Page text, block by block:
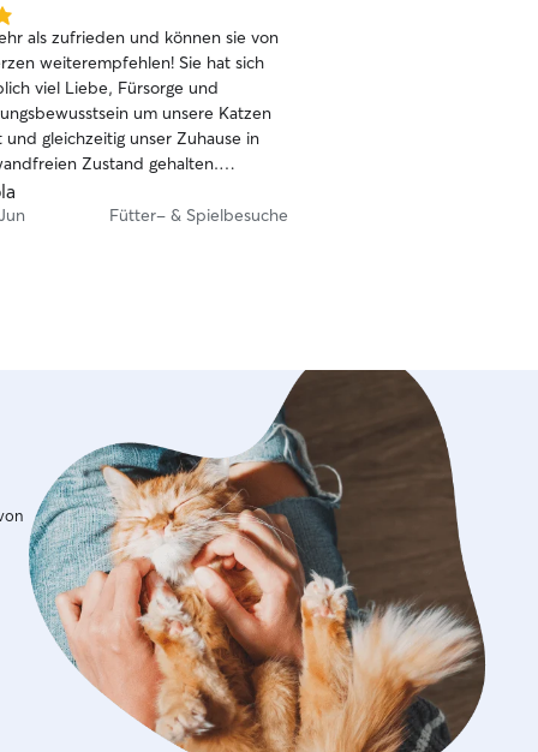
als zufrieden und können sie von
weiterempfehlen! Sie hat sich
viel Liebe, Fürsorge und
um unsere Katzen
und gleichzeitig unser Zuhause in
Zustand gehalten.
Reise konnten wir vollkommen
weil wir wussten, dass unsere
sie – und das sagt eigentlich schon
zuverlässig, aufmerksam, herzlich
sich mit echter Hingabe um die
Fütter- & Spielbesuche